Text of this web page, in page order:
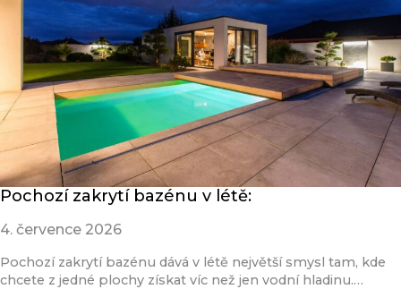
Pochozí zakrytí bazénu v létě:
4. července 2026
Pochozí zakrytí bazénu dává v létě největší smysl tam, kde
chcete z jedné plochy získat víc než jen vodní hladinu.…